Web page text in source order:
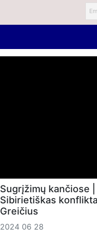
Sugrįžimų kančiose
Sibirietiškas
Greičius
2024 06 28